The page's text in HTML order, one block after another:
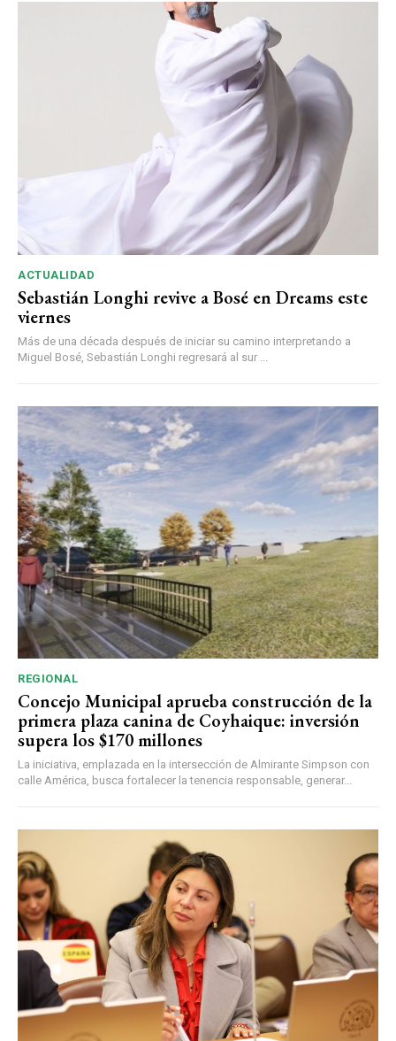
ACTUALIDAD
Sebastián Longhi revive a Bosé en Dreams este
viernes
Más de una década después de iniciar su camino interpretando a
Miguel Bosé, Sebastián Longhi regresará al sur ...
REGIONAL
Concejo Municipal aprueba construcción de la
primera plaza canina de Coyhaique: inversión
supera los $170 millones
La iniciativa, emplazada en la intersección de Almirante Simpson con
calle América, busca fortalecer la tenencia responsable, generar...